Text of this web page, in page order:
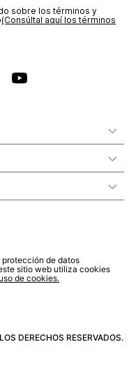
sobre los términos y
(Consúltal aquí los términos
DERECHOS RESERVADOS.
de datos
sitio web utiliza cookies
de cookies.